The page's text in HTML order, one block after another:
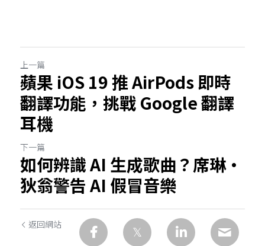
上一篇
蘋果 iOS 19 推 AirPods 即時
翻譯功能，挑戰 Google 翻譯
耳機
下一篇
如何辨識 AI 生成歌曲？席琳·
狄翁警告 AI 假冒音樂
返回網站